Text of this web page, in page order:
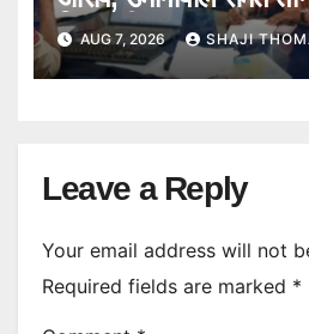
गिरफ्तारी।
AUG 7, 2026 SHAJI
Leave a Reply
Your email address will not
Required fields are marked *